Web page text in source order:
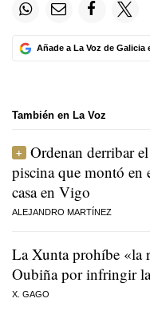
Añade a La Voz de Galicia
También en La Voz
Ordenan derribar
piscina que montó en
casa en Vigo
ALEJANDRO MARTÍNEZ
La Xunta prohíbe «la
Oubiña por infringir
X. GAGO